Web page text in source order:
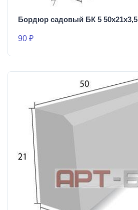
Бордюр садовый БК 5 50х21х3,5
90 ₽